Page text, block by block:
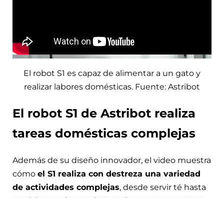
El robot S1 es capaz de alimentar a un gato y
realizar labores domésticas. Fuente: Astribot
El robot S1 de Astribot realiza
tareas domésticas complejas
Además de su diseño innovador, el video muestra
cómo el S1 realiza con destreza una variedad
de actividades complejas, desde servir té hasta